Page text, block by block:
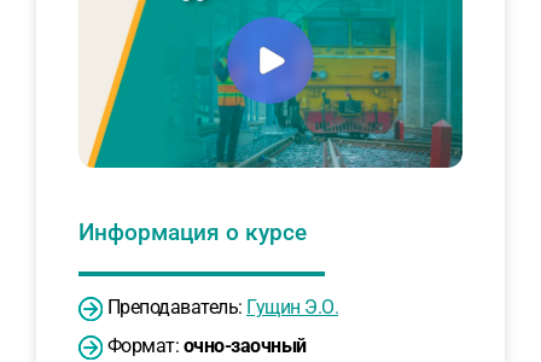
Информация о курсе
Преподаватель: Гущин Э.О.
Формат: очно-заочный